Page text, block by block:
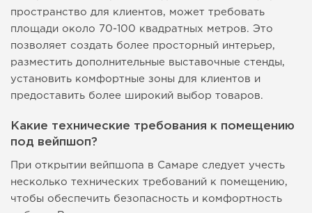
пространство для клиентов, может требовать
площади около 70-100 квадратных метров. Это
позволяет создать более просторный интерьер,
разместить дополнительные выставочные стенды,
установить комфортные зоны для клиентов и
предоставить более широкий выбор товаров.
Какие технические требования к помещению
под вейпшоп?
При открытии вейпшопа в Самаре следует учесть
несколько технических требований к помещению,
чтобы обеспечить безопасность и комфортность